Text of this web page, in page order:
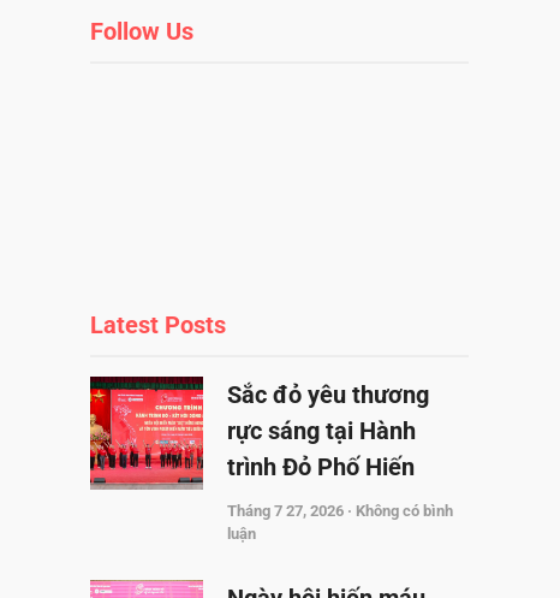
Follow Us
Latest Posts
Sắc đỏ yêu thương
rực sáng tại Hành
trình Đỏ Phố Hiến
Tháng 7 27, 2026
Không có bình
luận